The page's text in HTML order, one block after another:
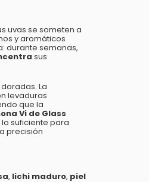
uvas se someten a
y aromáticos
durante semanas,
sus
La
levaduras
que la
Vi de Glass
suficiente para
precisión
, lichi maduro, piel